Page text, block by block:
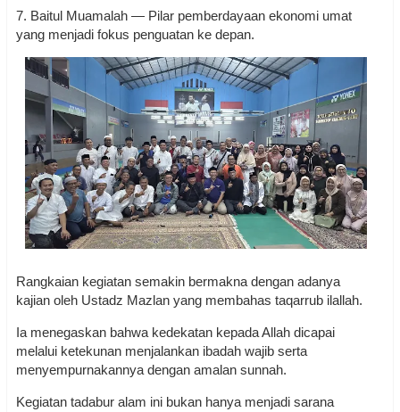
7. Baitul Muamalah — Pilar pemberdayaan ekonomi umat
yang menjadi fokus penguatan ke depan.
Rangkaian kegiatan semakin bermakna dengan adanya
kajian oleh Ustadz Mazlan yang membahas taqarrub ilallah.
Ia menegaskan bahwa kedekatan kepada Allah dicapai
melalui ketekunan menjalankan ibadah wajib serta
menyempurnakannya dengan amalan sunnah.
Kegiatan tadabur alam ini bukan hanya menjadi sarana